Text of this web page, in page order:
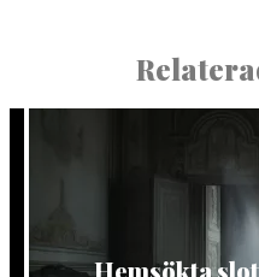
Hemsökta